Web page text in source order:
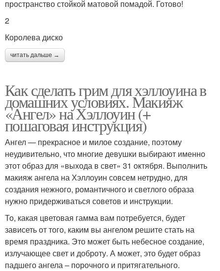
пространство стойкой матовой помадой. Готово!
2
Королева диско
читать дальше →
Как сделать грим для хэллоуина в
домашних условиях. Макияж
«Ангел» на Хэллоуин (+
пошаговая инструкция)
Ангел — прекрасное и милое создание, поэтому
неудивительно, что многие девушки выбирают именно
этот образ для «выхода в свет» 31 октября. Выполнить
макияж ангела на Хэллоуин совсем нетрудно, для
создания нежного, романтичного и светлого образа
нужно придерживаться советов и инструкции.
То, какая цветовая гамма вам потребуется, будет
зависеть от того, каким вы ангелом решите стать на
время праздника. Это может быть небесное создание,
излучающее свет и доброту. А может, это будет образ
падшего ангела – порочного и притягательного.